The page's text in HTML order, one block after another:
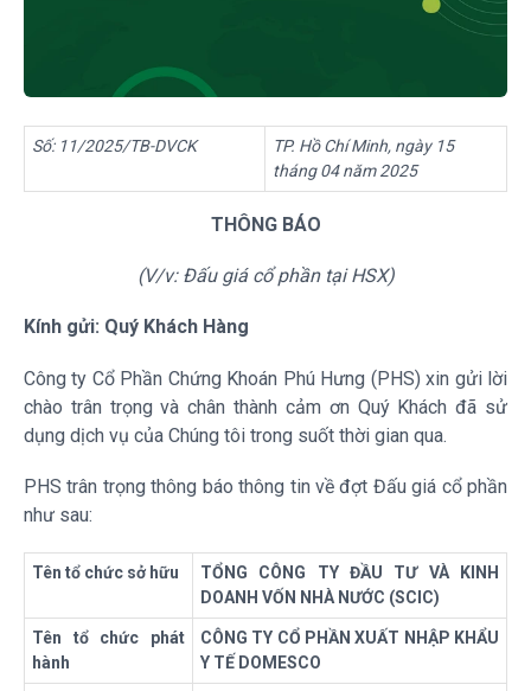
Số: 11/2025/TB-DVCK TP. Hồ Chí Minh, ngày 15
tháng04năm 2025
THÔNG BÁO
(V/v: Đấu giá cổ phầntại HSX)
Kính gửi: Quý Khách Hàng
Công ty Cổ Phần Chứng Khoán Phú Hưng (PHS) xin gửi lời
chào trân trọng và chân thành cảm ơn Quý Khách đã sử
dụng dịch vụ của Chúng tôi trong suốt thời gian qua.
PHS trân trọng thông báo thông tin về đợt Đấu giá cổ phần
như sau:
Tên tổ chức sở hữu
TỔNG CÔNG TY ĐẦU TƯ VÀ KINH
DOANH VỐN NHÀ NƯỚC (SCIC)
Tên tổ chức phát
hành
CÔNG TY CỔ PHẦN XUẤT NHẬP KHẨU
Y TẾ DOMESCO